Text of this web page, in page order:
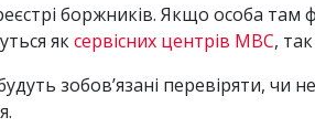
боржників. Якщо особа там
яксервісних центрів МВС,
зобов’язані перевіряти, чи